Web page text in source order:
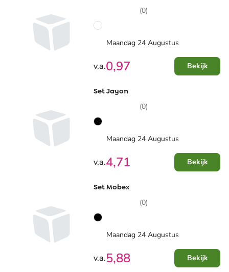
(0)
Maandag 24 Augustus
v.a.0,97 Bekijk
Set Jayon
(0)
Maandag 24 Augustus
v.a.4,71 Bekijk
Set Mobex
(0)
Maandag 24 Augustus
v.a.5,88 Bekijk